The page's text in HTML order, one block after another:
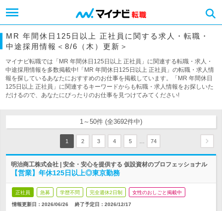
MR 年間休日125日以上 正社員に関する求人・転職・
中途採用情報＜8/6（木）更新＞
マイナビ転職では「MR 年間休日125日以上 正社員」に関連する転職・求人・
中途採用情報を多数掲載中!「MR 年間休日125日以上 正社員」の転職・求人情
報を探しているあなたにおすすめのお仕事を掲載しています。「MR 年間休日
125日以上 正社員」に関連するキーワードからも転職・求人情報をお探しいた
だけるので、あなたにぴったりのお仕事を見つけてみてください!
1～50件 (全3692件中)
1 2 3 4 5 74
明治商工株式会社 | 安全・安心を提供する 仮設資材のプロフェッショナル
【営業】年休125日以上◎東京勤務
正社員 急募 学歴不問 完全週休2日制 女性のおしごと掲載中
情報更新日：2026/06/26 終了予定日： 2026/12/17